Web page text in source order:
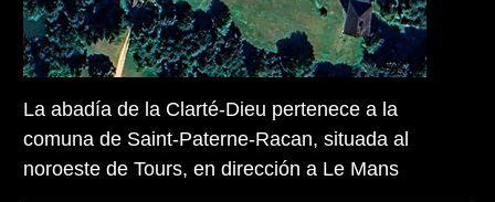
La abadía de la Clarté-Dieu pertenece a la
comuna de Saint-Paterne-Racan, situada al
noroeste de Tours, en dirección a Le Mans